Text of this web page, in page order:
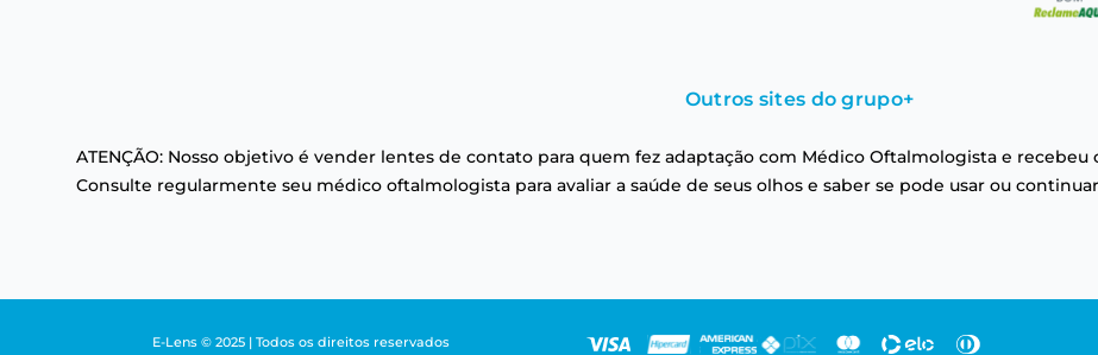
Outros sites do grupo+
ATENÇÃO: Nosso objetivo é vender lentes de contato para quem fez adaptação com Médico Oftalmologista e
Consulte regularmente seu médico oftalmologista para avaliar a saúde de seus olhos e saber se pode usar ou
E-Lens © 2025 | Todos os direitos reservados